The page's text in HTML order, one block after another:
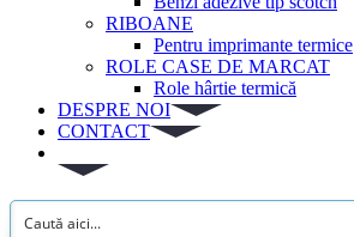
RIBOANE
Pentru imprimante termice
ROLE CASE DE MARCAT
Role hârtie termică
DESPRE NOI
CONTACT